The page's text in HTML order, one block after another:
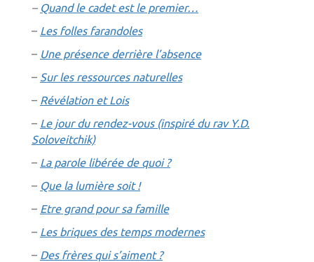
– Quand le cadet est le premier…
– Les folles farandoles
– Une présence derrière l’absence
– Sur les ressources naturelles
– Révélation et Lois
– Le jour du rendez-vous (inspiré du rav Y.D.
Soloveitchik)
– La parole libérée de quoi ?
– Que la lumière soit !
– Etre grand pour sa famille
– Les briques des temps modernes
– Des frères qui s’aiment ?